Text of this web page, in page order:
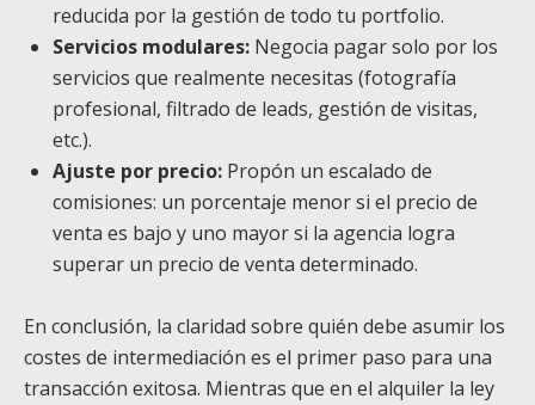
reducida por la gestión de todo tu portfolio.
Servicios modulares: Negocia pagar solo por los
servicios que realmente necesitas (fotografía
profesional, filtrado de leads, gestión de visitas,
etc.).
Ajuste por precio: Propón un escalado de
comisiones: un porcentaje menor si el precio de
venta es bajo y uno mayor si la agencia logra
superar un precio de venta determinado.
En conclusión, la claridad sobre quién debe asumir los
costes de intermediación es el primer paso para una
transacción exitosa. Mientras que en el alquiler la ley